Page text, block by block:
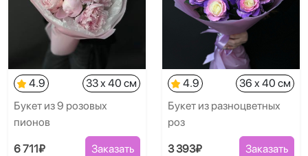
4.9
33 x 40 см
Букет из 9 розовых
пионов
6 711₽ Заказать
4.9
36 x 40 см
Букет из разноцветных
роз
3 393₽ Заказать